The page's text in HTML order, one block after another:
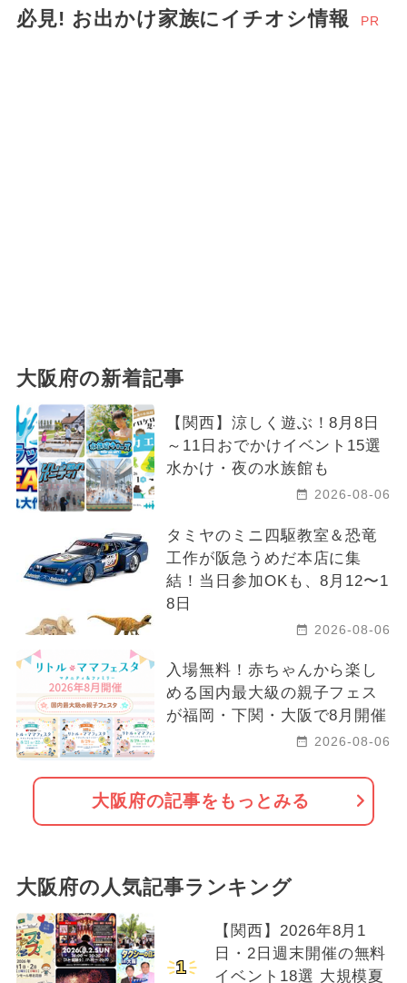
必見! お出かけ家族にイチオシ情報 PR
大阪府の新着記事
【関西】涼しく遊ぶ！8月8日
～11日おでかけイベント15選
水かけ・夜の水族館も
2026-08-06
タミヤのミニ四駆教室＆恐竜
工作が阪急うめだ本店に集
結！当日参加OKも、8月12〜1
8日
2026-08-06
入場無料！赤ちゃんから楽し
める国内最大級の親子フェス
が福岡・下関・大阪で8月開催
2026-08-06
大阪府の記事をもっとみる
大阪府の人気記事ランキング
1
【関西】2026年8月1
日・2日週末開催の無料
イベント18選 大規模夏